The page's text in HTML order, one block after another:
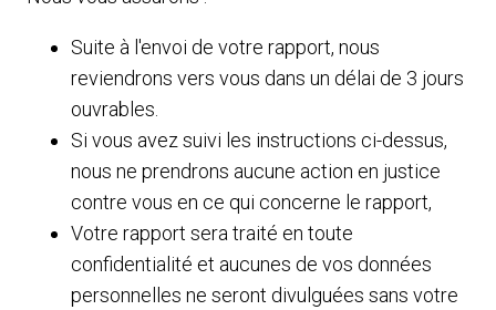
Suite à l'envoi de votre rapport, nous
reviendrons vers vous dans un délai de 3 jours
ouvrables.
Si vous avez suivi les instructions ci-dessus,
nous ne prendrons aucune action en justice
contre vous en ce qui concerne le rapport,
Votre rapport sera traité en toute
confidentialité et aucunes de vos données
personnelles ne seront divulguées sans votre